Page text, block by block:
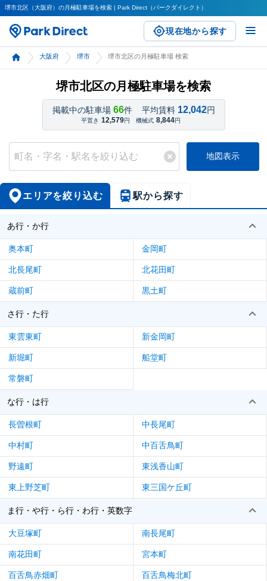
堺市北区（大阪府）の月極駐車場を検索 | Park Direct（パークダイレクト）
現在地から探す
大阪府 堺市 堺市北区の月極駐車場 検索
堺市北区の月極駐車場を検索
掲載中の駐車場 66件 平均賃料 12,042円
平置き 12,579円 機械式 8,844円
地図表示
エリアを絞り込む 駅から探す
あ行・か行
奥本町 金岡町
北長尾町 北花田町
蔵前町 黒土町
さ行・た行
東雲東町 新金岡町
新堀町 船堂町
常磐町
な行・は行
長曽根町 中長尾町
中村町 中百舌鳥町
野遠町 東浅香山町
東上野芝町 東三国ケ丘町
ま行・や行・ら行・わ行・英数字
大豆塚町 南長尾町
南花田町 宮本町
百舌鳥赤畑町 百舌鳥梅北町